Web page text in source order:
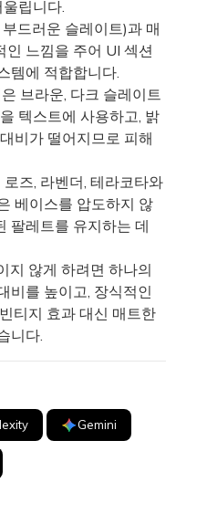
립니다.
드러운 슬레이트)과 매
느낌을 주어 UI 섹션
템에 적합합니다.
브라운, 다크 슬레이트
텍스트에 사용하고, 밝
비가 떨어지므로 피해
즈, 라벤더, 테라코타와
베이스를 압도하지 않
팔레트를 유지하는 데
지 않게 하려면 하나의
비를 높이고, 장식적인
티지 효과 대신 매트한
니다.
Gemini